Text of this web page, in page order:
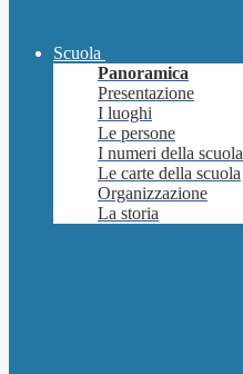
Scuola
Panoramica
Presentazione
I luoghi
Le persone
I numeri della scuola
Le carte della scuola
Organizzazione
La storia